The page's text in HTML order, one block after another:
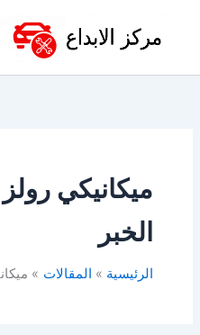
ميكانيكي
الخبر
الرئيسية المقالات